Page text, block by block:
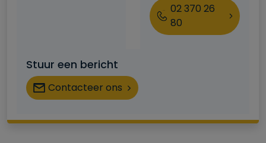
02 370 26
80
Stuur een bericht
Contacteer ons